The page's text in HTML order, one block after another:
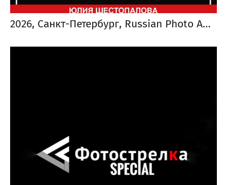
2026, Санкт-Петербург, Russian Photo Awards. ФОТО ГОДА